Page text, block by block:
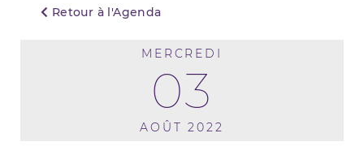
Retour à l'Agenda
MERCREDI
03
AOÛT 2022